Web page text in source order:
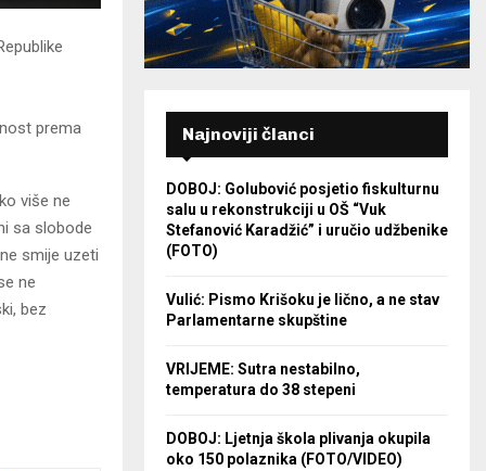
prema
više ne
sa slobode
smije uzeti
ne
bez
Najnoviji članci
DOBOJ: Golubović posjetio fiskulturnu
salu u rekonstrukciji u OŠ “Vuk
Stefanović Karadžić” i uručio udžbenike
(FOTO)
Vulić: Pismo Krišoku je lično, a ne stav
Parlamentarne skupštine
VRIJEME: Sutra nestabilno,
temperatura do 38 stepeni
DOBOJ: Ljetnja škola plivanja okupila
oko 150 polaznika (FOTO/VIDEO)